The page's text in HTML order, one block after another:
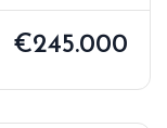
€245.000